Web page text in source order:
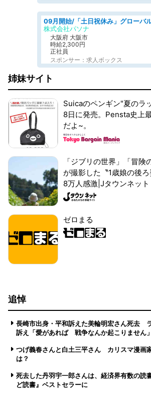
株式会社パソナ
大阪府 大阪市
時給2,300円
正社員
スポンサー：求人ボックス
姉妹サイト
Suicaのペンギン"夏のラ
8日に発売。Pensta史上
だよ~。
「ジブリの世界」「冒険
が撮影した〝1歳娘の後
8万人感激|Jタウンネット
ゼロまる
追悼
長崎市出身・平和訴えた美輪明宏さん死去
訴え「愛があれば 戦争なんか起こりません」
つげ義春さんと白土三平さん カリスマ漫画
は？
死去した丹羽宇一郎さんは、経済界有数の
ど読書』ベストセラーに